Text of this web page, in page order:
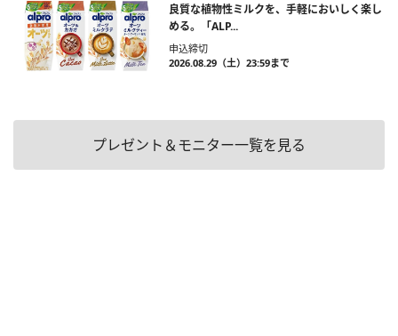
良質な植物性ミルクを、手軽においしく楽し
める。「ALP...
申込締切
2026.08.29（土）23:59まで
プレゼント＆モニター一覧を見る